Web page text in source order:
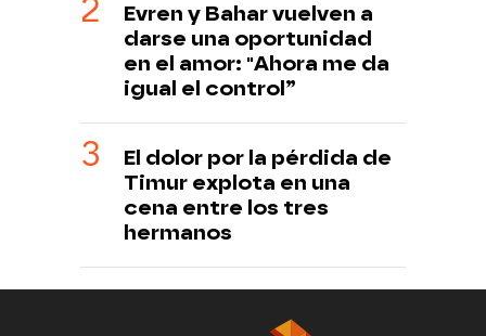
Evren y Bahar vuelven a
darse una oportunidad
en el amor: "Ahora me da
igual el control”
El dolor por la pérdida de
Timur explota en una
cena entre los tres
hermanos